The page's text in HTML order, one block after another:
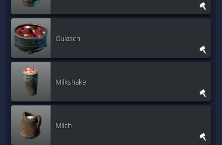
Gulasch
Milkshake
Milch